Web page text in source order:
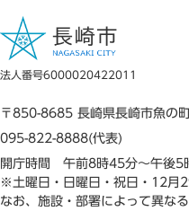
法人番号6000020422011
〒850-8685 長崎県長崎市魚の
095-822-8888(代表)
開庁時間 午前8時45分～午後5
※土曜日・日曜日・祝日・12月
なお、施設・部署によって異な